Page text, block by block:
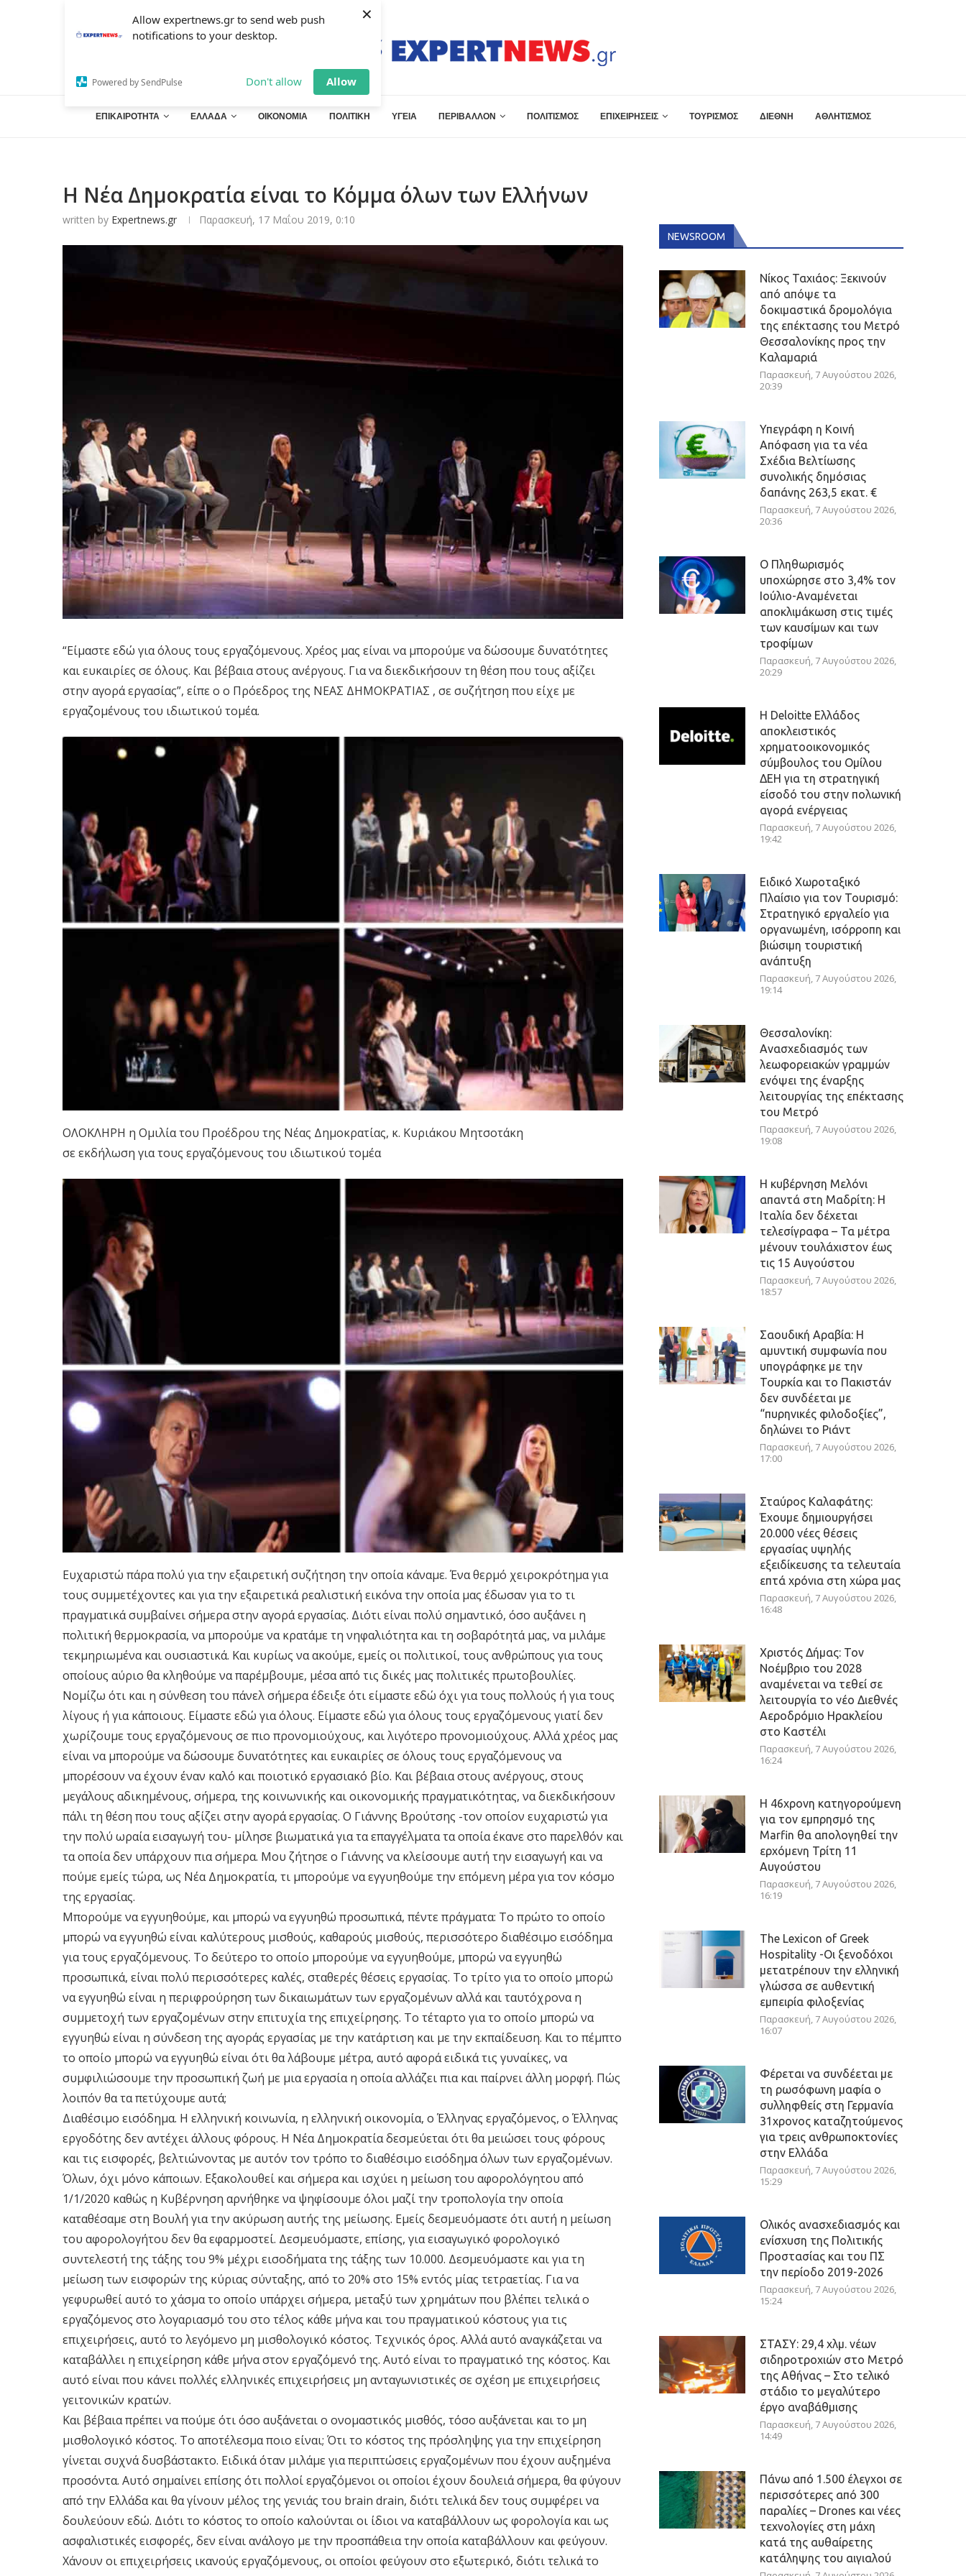
Allow expertnews.gr to send web push
notifications to your desktop.
Powered by SendPulse Don't allow Allow
×
ΕΠΙΚΑΙΡΟΤΗΤΑ ΕΛΛΑΔΑ ΟΙΚΟΝΟΜΙΑ ΠΟΛΙΤΙΚΗ ΥΓΕΙΑ ΠΕΡΙΒΑΛΛΟΝ ΠΟΛΙΤΙΣΜΟΣ ΕΠΙΧΕΙΡΗΣΕΙΣ ΤΟΥΡΙΣΜΟΣ ΔΙΕΘΝΗ ΑΘΛΗΤΙΣΜΟΣ
Η Νέα Δημοκρατία είναι το Κόμμα όλων των Ελλήνων
written by Expertnews.gr Παρασκευή, 17 Μαΐου 2019, 0:10
“Είμαστε εδώ για όλους τους εργαζόμενους. Χρέος μας είναι να μπορούμε να δώσουμε δυνατότητες
και ευκαιρίες σε όλους. Και βέβαια στους ανέργους. Για να διεκδικήσουν τη θέση που τους αξίζει
στην αγορά εργασίας”, είπε ο ο Πρόεδρος της ΝΕΑΣ ΔΗΜΟΚΡΑΤΙΑΣ , σε συζήτηση που είχε με
εργαζομένους του ιδιωτικού τομέα.
ΟΛΟΚΛΗΡΗ η Ομιλία του Προέδρου της Νέας Δημοκρατίας, κ. Κυριάκου Μητσοτάκη
σε εκδήλωση για τους εργαζόμενους του ιδιωτικού τομέα
Ευχαριστώ πάρα πολύ για την εξαιρετική συζήτηση την οποία κάναμε. Ένα θερμό χειροκρότημα για
τους συμμετέχοντες και για την εξαιρετικά ρεαλιστική εικόνα την οποία μας έδωσαν για το τι
πραγματικά συμβαίνει σήμερα στην αγορά εργασίας. Διότι είναι πολύ σημαντικό, όσο αυξάνει η
πολιτική θερμοκρασία, να μπορούμε να κρατάμε τη νηφαλιότητα και τη σοβαρότητά μας, να μιλάμε
τεκμηριωμένα και ουσιαστικά. Και κυρίως να ακούμε, εμείς οι πολιτικοί, τους ανθρώπους για τους
οποίους αύριο θα κληθούμε να παρέμβουμε, μέσα από τις δικές μας πολιτικές πρωτοβουλίες.
Νομίζω ότι και η σύνθεση του πάνελ σήμερα έδειξε ότι είμαστε εδώ όχι για τους πολλούς ή για τους
λίγους ή για κάποιους. Είμαστε εδώ για όλους. Είμαστε εδώ για όλους τους εργαζόμενους γιατί δεν
χωρίζουμε τους εργαζόμενους σε πιο προνομιούχους, και λιγότερο προνομιούχους. Αλλά χρέος μας
είναι να μπορούμε να δώσουμε δυνατότητες και ευκαιρίες σε όλους τους εργαζόμενους να
μπορέσουν να έχουν έναν καλό και ποιοτικό εργασιακό βίο. Και βέβαια στους ανέργους, στους
μεγάλους αδικημένους, σήμερα, της κοινωνικής και οικονομικής πραγματικότητας, να διεκδικήσουν
πάλι τη θέση που τους αξίζει στην αγορά εργασίας. Ο Γιάννης Βρούτσης -τον οποίον ευχαριστώ για
την πολύ ωραία εισαγωγή του- μίλησε βιωματικά για τα επαγγέλματα τα οποία έκανε στο παρελθόν και
τα οποία δεν υπάρχουν πια σήμερα. Μου ζήτησε ο Γιάννης να κλείσουμε αυτή την εισαγωγή και να
πούμε εμείς τώρα, ως Νέα Δημοκρατία, τι μπορούμε να εγγυηθούμε την επόμενη μέρα για τον κόσμο
της εργασίας.
Μπορούμε να εγγυηθούμε, και μπορώ να εγγυηθώ προσωπικά, πέντε πράγματα: Το πρώτο το οποίο
μπορώ να εγγυηθώ είναι καλύτερους μισθούς, καθαρούς μισθούς, περισσότερο διαθέσιμο εισόδημα
για τους εργαζόμενους. Το δεύτερο το οποίο μπορούμε να εγγυηθούμε, μπορώ να εγγυηθώ
προσωπικά, είναι πολύ περισσότερες καλές, σταθερές θέσεις εργασίας. Το τρίτο για το οποίο μπορώ
να εγγυηθώ είναι η περιφρούρηση των δικαιωμάτων των εργαζομένων αλλά και ταυτόχρονα η
συμμετοχή των εργαζομένων στην επιτυχία της επιχείρησης. Το τέταρτο για το οποίο μπορώ να
εγγυηθώ είναι η σύνδεση της αγοράς εργασίας με την κατάρτιση και με την εκπαίδευση. Και το πέμπτο
το οποίο μπορώ να εγγυηθώ είναι ότι θα λάβουμε μέτρα, αυτό αφορά ειδικά τις γυναίκες, να
συμφιλιώσουμε την προσωπική ζωή με μια εργασία η οποία αλλάζει πια και παίρνει άλλη μορφή. Πώς
λοιπόν θα τα πετύχουμε αυτά;
Διαθέσιμο εισόδημα. Η ελληνική κοινωνία, η ελληνική οικονομία, ο Έλληνας εργαζόμενος, ο Έλληνας
εργοδότης δεν αντέχει άλλους φόρους. Η Νέα Δημοκρατία δεσμεύεται ότι θα μειώσει τους φόρους
και τις εισφορές, βελτιώνοντας με αυτόν τον τρόπο το διαθέσιμο εισόδημα όλων των εργαζομένων.
Όλων, όχι μόνο κάποιων. Εξακολουθεί και σήμερα και ισχύει η μείωση του αφορολόγητου από
1/1/2020 καθώς η Κυβέρνηση αρνήθηκε να ψηφίσουμε όλοι μαζί την τροπολογία την οποία
καταθέσαμε στη Βουλή για την ακύρωση αυτής της μείωσης. Εμείς δεσμευόμαστε ότι αυτή η μείωση
του αφορολογήτου δεν θα εφαρμοστεί. Δεσμευόμαστε, επίσης, για εισαγωγικό φορολογικό
συντελεστή της τάξης του 9% μέχρι εισοδήματα της τάξης των 10.000. Δεσμευόμαστε και για τη
μείωση των εισφορών της κύριας σύνταξης, από το 20% στο 15% εντός μίας τετραετίας. Για να
γεφυρωθεί αυτό το χάσμα το οποίο υπάρχει σήμερα, μεταξύ των χρημάτων που βλέπει τελικά ο
εργαζόμενος στο λογαριασμό του στο τέλος κάθε μήνα και του πραγματικού κόστους για τις
επιχειρήσεις, αυτό το λεγόμενο μη μισθολογικό κόστος. Τεχνικός όρος. Αλλά αυτό αναγκάζεται να
καταβάλλει η επιχείρηση κάθε μήνα στον εργαζόμενό της. Αυτό είναι το πραγματικό της κόστος. Και
αυτό είναι που κάνει πολλές ελληνικές επιχειρήσεις μη ανταγωνιστικές σε σχέση με επιχειρήσεις
γειτονικών κρατών.
Και βέβαια πρέπει να πούμε ότι όσο αυξάνεται ο ονομαστικός μισθός, τόσο αυξάνεται και το μη
μισθολογικό κόστος. Το αποτέλεσμα ποιο είναι; Ότι το κόστος της πρόσληψης για την επιχείρηση
γίνεται συχνά δυσβάστακτο. Ειδικά όταν μιλάμε για περιπτώσεις εργαζομένων που έχουν αυξημένα
προσόντα. Αυτό σημαίνει επίσης ότι πολλοί εργαζόμενοι οι οποίοι έχουν δουλειά σήμερα, θα φύγουν
από την Ελλάδα και θα γίνουν μέλος της γενιάς του brain drain, διότι τελικά δεν τους συμφέρει να
δουλεύουν εδώ. Διότι το κόστος το οποίο καλούνται οι ίδιοι να καταβάλλουν ως φορολογία και ως
ασφαλιστικές εισφορές, δεν είναι ανάλογο με την προσπάθεια την οποία καταβάλλουν και φεύγουν.
Χάνουν οι επιχειρήσεις ικανούς εργαζόμενους, οι οποίοι φεύγουν στο εξωτερικό, διότι τελικά το
NEWSROOM
Νίκος Ταχιάος: Ξεκινούν
από απόψε τα
δοκιμαστικά δρομολόγια
της επέκτασης του Μετρό
Θεσσαλονίκης προς την
Καλαμαριά
Παρασκευή, 7 Αυγούστου 2026,
20:39
Υπεγράφη η Κοινή
Απόφαση για τα νέα
Σχέδια Βελτίωσης
συνολικής δημόσιας
δαπάνης 263,5 εκατ. €
Παρασκευή, 7 Αυγούστου 2026,
20:36
Ο Πληθωρισμός
υποχώρησε στο 3,4% τον
Ιούλιο-Αναμένεται
αποκλιμάκωση στις τιμές
των καυσίμων και των
τροφίμων
Παρασκευή, 7 Αυγούστου 2026,
20:29
Η Deloitte Ελλάδος
αποκλειστικός
χρηματοοικονομικός
σύμβουλος του Ομίλου
ΔΕΗ για τη στρατηγική
είσοδό του στην πολωνική
αγορά ενέργειας
Παρασκευή, 7 Αυγούστου 2026,
19:42
Ειδικό Χωροταξικό
Πλαίσιο για τον Τουρισμό:
Στρατηγικό εργαλείο για
οργανωμένη, ισόρροπη και
βιώσιμη τουριστική
ανάπτυξη
Παρασκευή, 7 Αυγούστου 2026,
19:14
Θεσσαλονίκη:
Ανασχεδιασμός των
λεωφορειακών γραμμών
ενόψει της έναρξης
λειτουργίας της επέκτασης
του Μετρό
Παρασκευή, 7 Αυγούστου 2026,
19:08
Η κυβέρνηση Μελόνι
απαντά στη Μαδρίτη: Η
Ιταλία δεν δέχεται
τελεσίγραφα – Τα μέτρα
μένουν τουλάχιστον έως
τις 15 Αυγούστου
Παρασκευή, 7 Αυγούστου 2026,
18:57
Σαουδική Αραβία: Η
αμυντική συμφωνία που
υπογράφηκε με την
Τουρκία και το Πακιστάν
δεν συνδέεται με
“πυρηνικές φιλοδοξίες”,
δηλώνει το Ριάντ
Παρασκευή, 7 Αυγούστου 2026,
17:00
Σταύρος Καλαφάτης:
Έχουμε δημιουργήσει
20.000 νέες θέσεις
εργασίας υψηλής
εξειδίκευσης τα τελευταία
επτά χρόνια στη χώρα μας
Παρασκευή, 7 Αυγούστου 2026,
16:48
Χριστός Δήμας: Τον
Νοέμβριο του 2028
αναμένεται να τεθεί σε
λειτουργία το νέο Διεθνές
Αεροδρόμιο Ηρακλείου
στο Καστέλι
Παρασκευή, 7 Αυγούστου 2026,
16:24
Η 46χρονη κατηγορούμενη
για τον εμπρησμό της
Marfin θα απολογηθεί την
ερχόμενη Τρίτη 11
Αυγούστου
Παρασκευή, 7 Αυγούστου 2026,
16:19
The Lexicon of Greek
Hospitality -Οι ξενοδόχοι
μετατρέπουν την ελληνική
γλώσσα σε αυθεντική
εμπειρία φιλοξενίας
Παρασκευή, 7 Αυγούστου 2026,
16:07
Φέρεται να συνδέεται με
τη ρωσόφωνη μαφία ο
συλληφθείς στη Γερμανία
31χρονος καταζητούμενος
για τρεις ανθρωποκτονίες
στην Ελλάδα
Παρασκευή, 7 Αυγούστου 2026,
15:29
Ολικός ανασχεδιασμός και
ενίσχυση της Πολιτικής
Προστασίας και του ΠΣ
την περίοδο 2019-2026
Παρασκευή, 7 Αυγούστου 2026,
15:24
ΣΤΑΣΥ: 29,4 χλμ. νέων
σιδηροτροχιών στο Μετρό
της Αθήνας – Στο τελικό
στάδιο το μεγαλύτερο
έργο αναβάθμισης
Παρασκευή, 7 Αυγούστου 2026,
14:49
Πάνω από 1.500 έλεγχοι σε
περισσότερες από 300
παραλίες – Drones και νέες
τεχνολογίες στη μάχη
κατά της αυθαίρετης
κατάληψης του αιγιαλού